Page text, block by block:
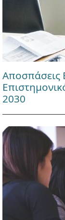
Αποσπάσεις
2030